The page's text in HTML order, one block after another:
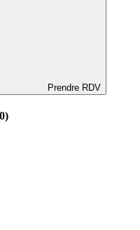
Prendre RDV